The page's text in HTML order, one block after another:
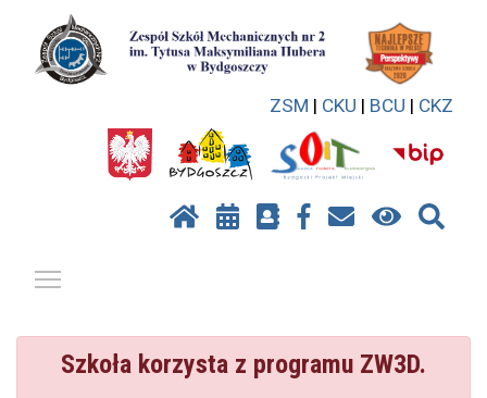
ZSM | CKU | BCU | CKZ
Szkoła korzysta z programu ZW3D.